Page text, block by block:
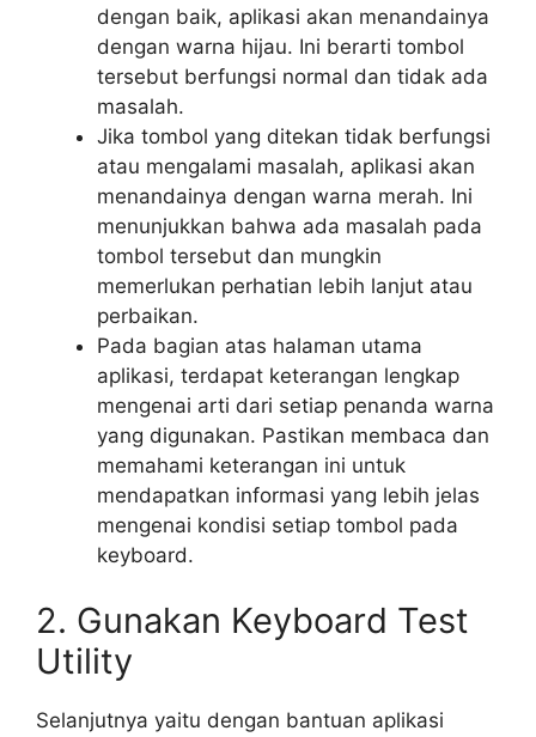
dengan baik, aplikasi akan menandainya
dengan warna hijau. Ini berarti tombol
tersebut berfungsi normal dan tidak ada
masalah.
Jika tombol yang ditekan tidak berfungsi
atau mengalami masalah, aplikasi akan
menandainya dengan warna merah. Ini
menunjukkan bahwa ada masalah pada
tombol tersebut dan mungkin
memerlukan perhatian lebih lanjut atau
perbaikan.
Pada bagian atas halaman utama
aplikasi, terdapat keterangan lengkap
mengenai arti dari setiap penanda warna
yang digunakan. Pastikan membaca dan
memahami keterangan ini untuk
mendapatkan informasi yang lebih jelas
mengenai kondisi setiap tombol pada
keyboard.
2. Gunakan Keyboard Test
Utility
Selanjutnya yaitu dengan bantuan aplikasi